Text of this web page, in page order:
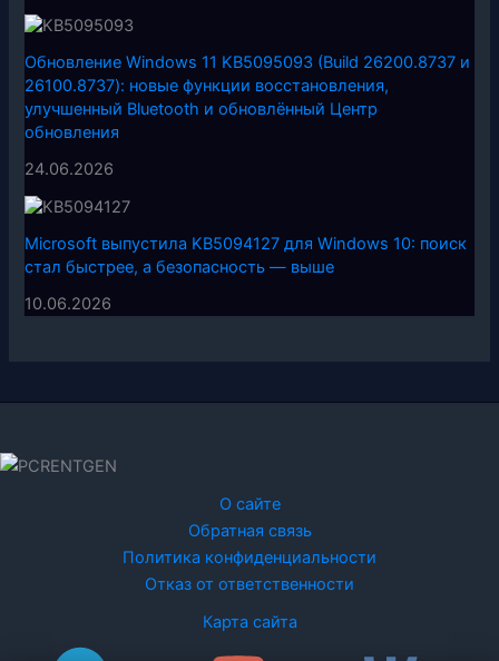
Обновление Windows 11 KB5095093 (Build 26200.8737 и
26100.8737): новые функции восстановления,
улучшенный Bluetooth и обновлённый Центр
обновления
24.06.2026
Microsoft выпустила KB5094127 для Windows 10: поиск
стал быстрее, а безопасность — выше
10.06.2026
О сайте
Обратная связь
Политика конфиденциальности
Отказ от ответственности
Карта сайта